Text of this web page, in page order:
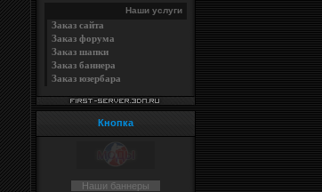
Наши услуги
Заказ сайта
Заказ форума
Заказ шапки
Заказ баннера
Заказ юзербара
Кнопка
Наши баннеры